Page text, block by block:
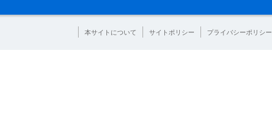
本サイトについて サイトポリシー プライバシーポリシー